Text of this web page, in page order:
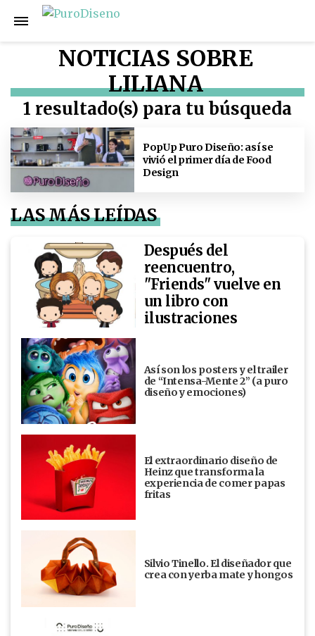
NOTICIAS SOBRE
LILIANA
1 resultado(s) para tu búsqueda
PopUp Puro Diseño: así se
vivió el primer día de Food
Design
LAS MÁS LEÍDAS
Después del
reencuentro,
"Friends" vuelve en
un libro con
ilustraciones
Así son los posters y el trailer
de “Intensa-Mente 2” (a puro
diseño y emociones)
El extraordinario diseño de
Heinz que transforma la
experiencia de comer papas
fritas
Silvio Tinello. El diseñador que
crea con yerba mate y hongos